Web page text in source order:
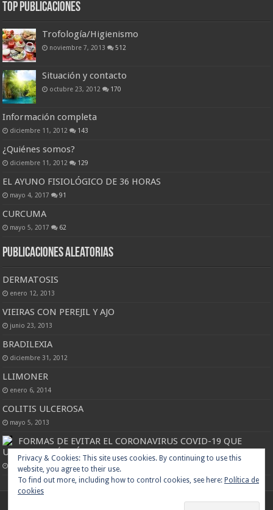
Top Publicaciones
Trofología/Higienismo
noviembre 7, 2013 512
Situación y contacto
octubre 23, 2012 170
Información completa
diciembre 11, 2012 143
¿Quiénes somos?
diciembre 11, 2012 129
EL AYUNO FISIOLÓGICO DE 36 HORAS
mayo 4, 2017 91
CURCUMA
mayo 5, 2017 62
Publicaciones Aleatorias
DERMATOSIS
enero 12, 2013
VIEIRAS CON PEREJIL Y AJO
junio 23, 2013
BRADILEXIA
diciembre 31, 2012
LLIMONER
enero 6, 2014
COLITIS ULCEROSA
mayo 5, 2013
FORMAS DE EVITAR EL CORONAVIRUS COVID-19 QUE
USTED QUIZÁS AÚN NO HAYAS CONSIDERADO
abril 1, 2020
Privacy & Cookies: This site uses cookies. By continuing to use this
website, you agree to their use.
To find out more, including how to control cookies, see here: Política de
cookies